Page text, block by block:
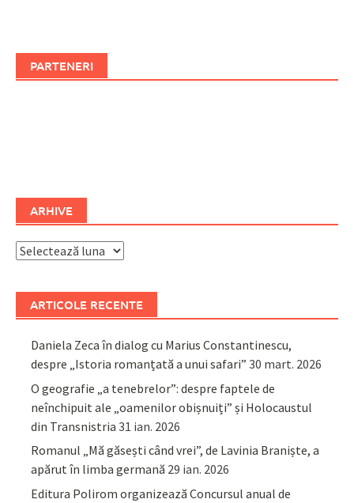
PARTENERI
ARHIVE
Arhive
ARTICOLE RECENTE
Daniela Zeca în dialog cu Marius Constantinescu,
despre „Istoria romanțată a unui safari” 30 mart. 2026
O geografie „a tenebrelor”: despre faptele de
neînchipuit ale „oamenilor obișnuiți” și Holocaustul
din Transnistria 31 ian. 2026
Romanul „Mă găsești când vrei”, de Lavinia Braniște, a
apărut în limba germană 29 ian. 2026
Editura Polirom organizează Concursul anual de